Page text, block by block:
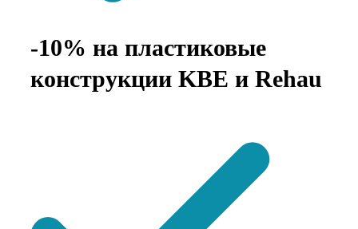
-10% на пластиковые
конструкции KBE и Rehau